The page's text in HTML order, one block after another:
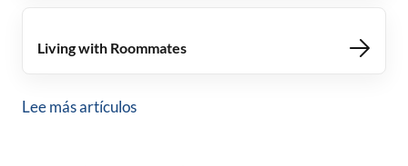
Living with Roommates
Lee más artículos